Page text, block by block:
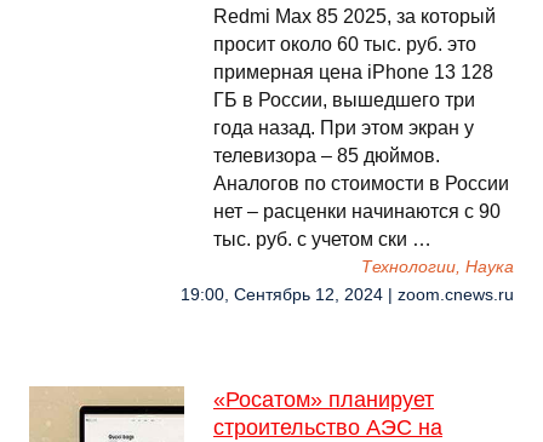
Redmi Max 85 2025, за который
просит около 60 тыс. руб. это
примерная цена iPhone 13 128
ГБ в России, вышедшего три
года назад. При этом экран у
телевизора – 85 дюймов.
Аналогов по стоимости в России
нет – расценки начинаются с 90
тыс. руб. с учетом ски …
Технологии, Наука
19:00, Сентябрь 12, 2024 | zoom.cnews.ru
«Росатом» планирует
строительство АЭС на